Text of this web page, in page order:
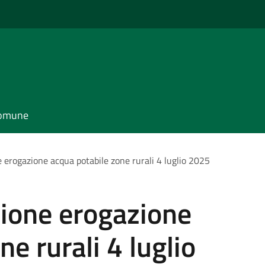
acqua potabile zone rurali 4 luglio 2025
erogazione
rurali 4 luglio